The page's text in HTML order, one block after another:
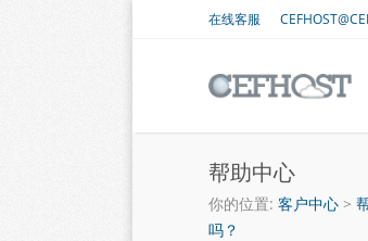
在线客服
帮助中心
你的位置: 客户中心 >
吗？